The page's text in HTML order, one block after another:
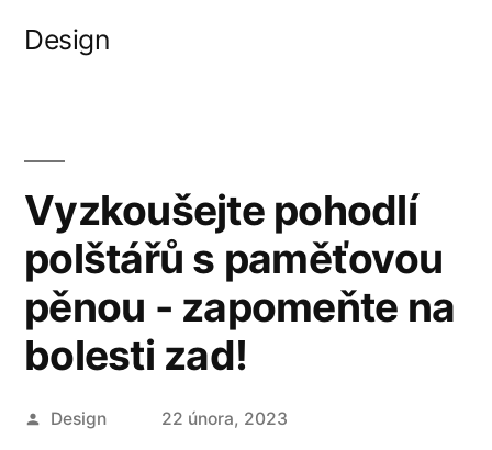
Design
Vyzkoušejte pohodlí
polštářů s paměťovou
pěnou - zapomeňte na
bolesti zad!
Autor
Design 22 února, 2023